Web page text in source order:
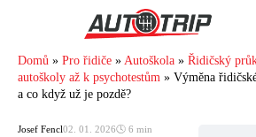
Domů » Pro řidiče » Autoškola » Řidičský
autoškoly až k psychotestům » Výměna
a co když už je pozdě?
Josef Fencl02. 01. 2026🕓 6 min